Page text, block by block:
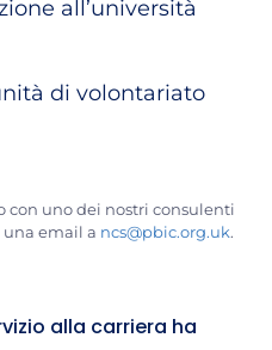
all’università
di volontariato
uno dei nostri consulenti
una email a ncs@pbic.org.uk.
alla carriera ha